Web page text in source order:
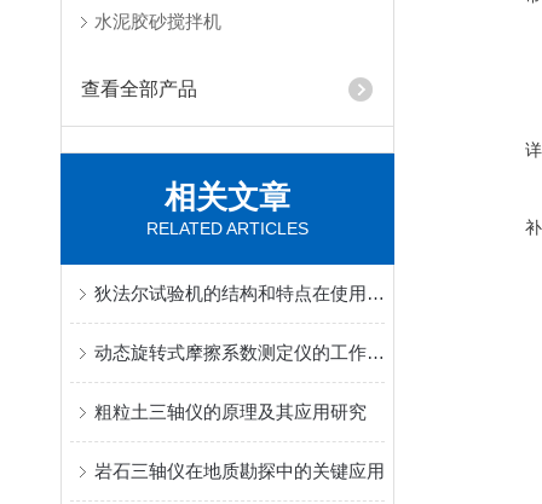
水泥胶砂搅拌机
查看全部产品
相关文章
RELATED ARTICLES
狄法尔试验机的结构和特点在使用前一定要事先了解清楚
动态旋转式摩擦系数测定仪的工作原理
粗粒土三轴仪的原理及其应用研究
岩石三轴仪在地质勘探中的关键应用